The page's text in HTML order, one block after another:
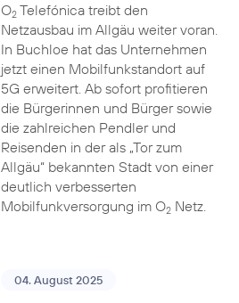
O2Telefónica treibt den
Netzausbau im Allgäu weiter voran.
In Buchloe hat das Unternehmen
jetzt einen Mobilfunkstandort auf
5G erweitert. Ab sofort profitieren
die Bürgerinnen und Bürger sowie
die zahlreichen Pendler und
Reisenden in der als „Tor zum
Allgäu“ bekannten Stadt von einer
deutlich verbesserten
Mobilfunkversorgung im O2Netz.
04. August 2025